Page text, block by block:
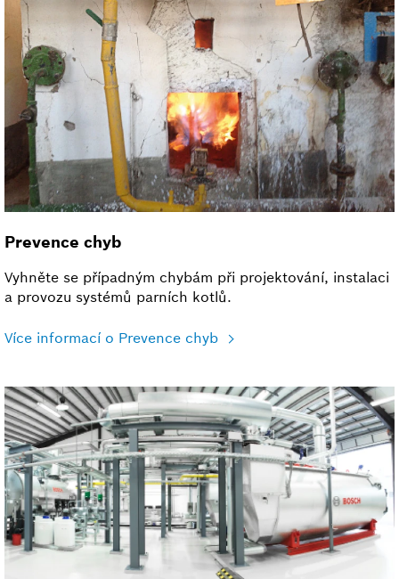
Prevence chyb
Vyhněte se případným chybám při projektování, instalaci
a provozu systémů parních kotlů.
Více informací o Prevence chyb